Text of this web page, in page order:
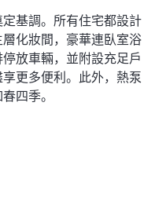
基調。所有住宅都設計
化妝間，豪華連臥室浴
放車輛，並附設充足戶
更多便利。此外，熱泵
四季。